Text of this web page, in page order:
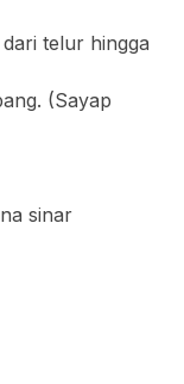
telur hingga
(Sayap
sinar